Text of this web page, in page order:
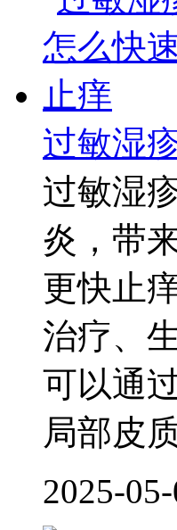
过敏湿
过敏湿
炎，带
更快止
治疗、
可以通
局部皮
2025-